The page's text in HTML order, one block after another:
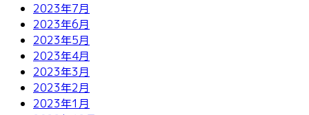
2023年7月
2023年6月
2023年5月
2023年4月
2023年3月
2023年2月
2023年1月